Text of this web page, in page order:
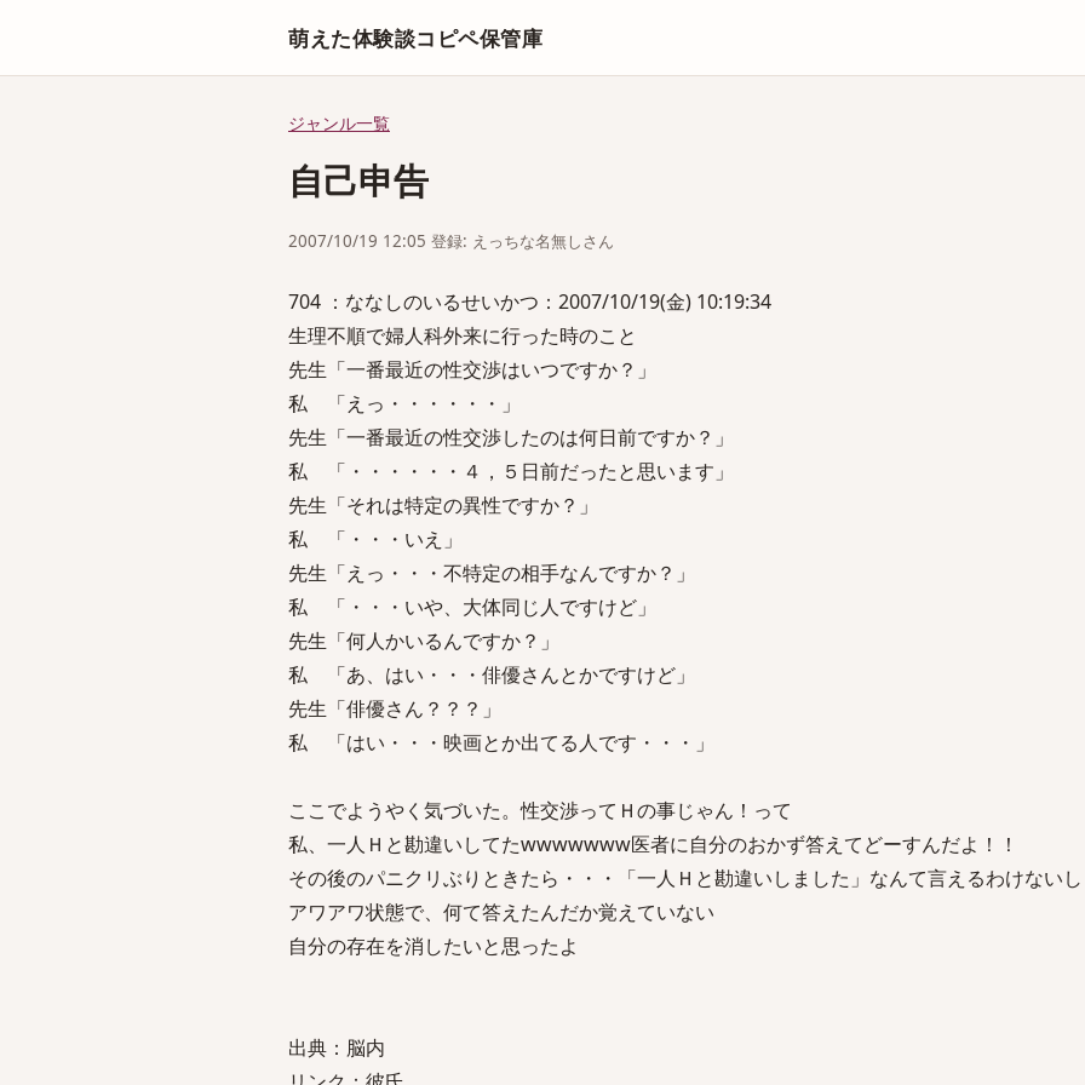
萌えた体験談コピペ保管庫
ジャンル一覧
自己申告
2007/10/19 12:05 登録: えっちな名無しさん
704 ：ななしのいるせいかつ：2007/10/19(金) 10:19:34
生理不順で婦人科外来に行った時のこと
先生「一番最近の性交渉はいつですか？」
私 「えっ・・・・・・」
先生「一番最近の性交渉したのは何日前ですか？」
私 「・・・・・・４，５日前だったと思います」
先生「それは特定の異性ですか？」
私 「・・・いえ」
先生「えっ・・・不特定の相手なんですか？」
私 「・・・いや、大体同じ人ですけど」
先生「何人かいるんですか？」
私 「あ、はい・・・俳優さんとかですけど」
先生「俳優さん？？？」
私 「はい・・・映画とか出てる人です・・・」
ここでようやく気づいた。性交渉ってＨの事じゃん！って
私、一人Ｈと勘違いしてたwwwwwww医者に自分のおかず答えてどーすんだよ！！
その後のパニクリぶりときたら・・・「一人Ｈと勘違いしました」なんて言えるわけないし
アワアワ状態で、何て答えたんだか覚えていない
自分の存在を消したいと思ったよ
出典：脳内